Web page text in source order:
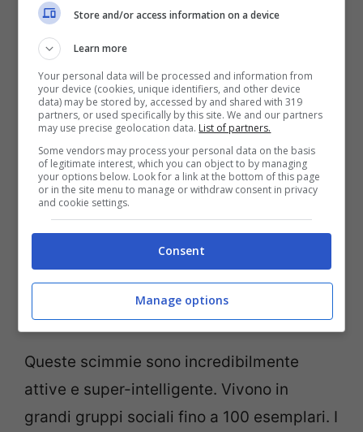
6 – Calvo Uakari
Queste scimmie sono incredibilmente
attive e super-intelligente. Vivono in
grandi gruppi sociali fino a 100 esemplari. I
Store and/or access information on a device
Learn more
Your personal data will be processed and information from
your device (cookies, unique identifiers, and other device
data) may be stored by, accessed by and shared with 319
partners, or used specifically by this site. We and our partners
may use precise geolocation data. List of partners.
Some vendors may process your personal data on the basis
of legitimate interest, which you can object to by managing
your options below. Look for a link at the bottom of this page
or in the site menu to manage or withdraw consent in privacy
and cookie settings.
Consent
Manage options